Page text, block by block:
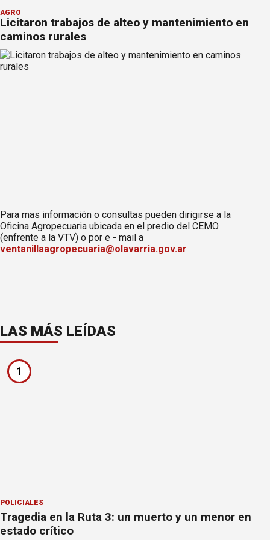
AGRO
Licitaron trabajos de alteo y mantenimiento en
caminos rurales
Para mas información o consultas pueden dirigirse a la
Oficina Agropecuaria ubicada en el predio del CEMO
(enfrente a la VTV) o por e - mail a
ventanillaagropecuaria@olavarria.gov.ar
LAS MÁS LEÍDAS
1
POLICIALES
Tragedia en la Ruta 3: un muerto y un menor en
estado crítico